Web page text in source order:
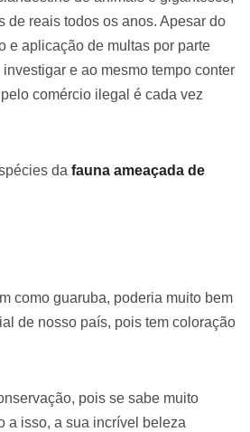
de reais todos os anos. Apesar do
e aplicação de multas por parte
e ao mesmo tempo conter
comércio ilegal é cada vez
da fauna ameaçada de
como guaruba, poderia muito bem
de nosso país, pois tem coloração
pois se sabe muito
a isso, a sua incrível beleza